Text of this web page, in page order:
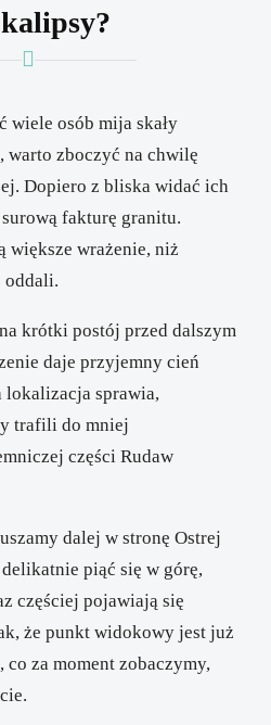
wiele osób mija skały
warto zboczyć na chwilę
Dopiero z bliska widać ich
fakturę granitu.
większe wrażenie, niż
oddali.
krótki postój przed dalszym
daje przyjemny cień
lokalizacja sprawia,
trafili do mniej
części Rudaw
dalej w stronę Ostrej
piąć się w górę,
częściej pojawiają się
że punkt widokowy jest już
za moment zobaczymy,